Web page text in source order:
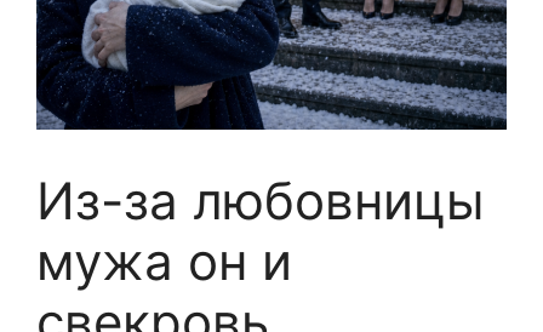
Из-за любовницы
мужа он и